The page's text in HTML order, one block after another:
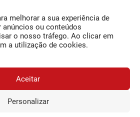
melhorar a sua experiência de
anúncios ou conteúdos
o nosso tráfego. Ao clicar em
a utilização de cookies.
Aceitar
Personalizar
O Jornal da Bairrada
Contactos
Termos e Condições